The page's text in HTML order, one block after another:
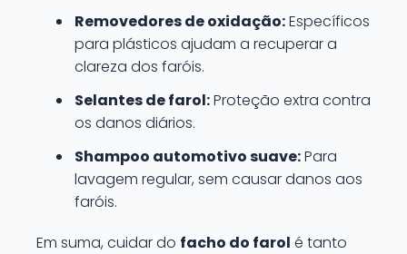
Removedores de oxidação:Específicos
para plásticos ajudam a recuperar a
clareza dos faróis.
Selantes de farol:Proteção extra contra
os danos diários.
Shampoo automotivo suave:Para
lavagem regular, sem causar danos aos
faróis.
Em suma, cuidar do facho do farol é tanto